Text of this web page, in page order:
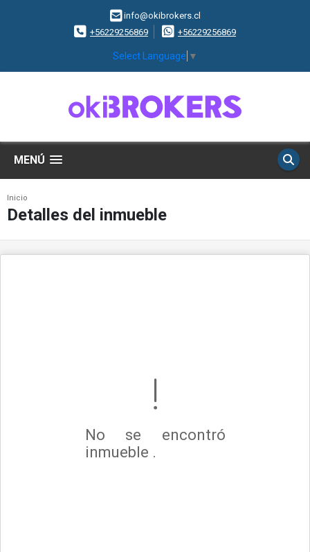
info@okibrokers.cl
+56229256869
+56229256869
Select Language ▼
MENÚ
Inicio
Detalles del inmueble
No se encontró
inmueble .